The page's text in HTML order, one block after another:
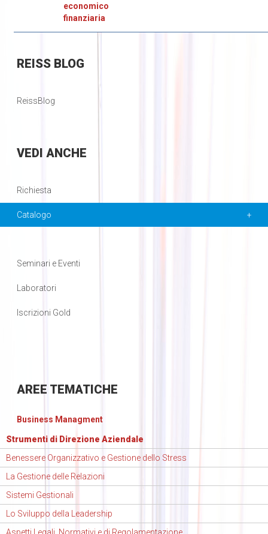
economico
finanziaria
REISSBLOG
ReissBlog
VEDI ANCHE
Richiesta
Catalogo
Seminari e Eventi
Laboratori
Iscrizioni Gold
AREE TEMATICHE
Business Managment
Strumenti di Direzione Aziendale
Benessere Organizzativo e Gestione dello Stress
La Gestione delle Relazioni
Sistemi Gestionali
Lo Sviluppo della Leadership